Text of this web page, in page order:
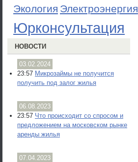
Экология Электроэнергия
Юрконсультация
НОВОСТИ
03.02.2024
23:57 Микрозаймы не получится
получить под залог жилья
06.08.2023
23:57 Что происходит со спросом и
предложением на московском рынке
аренды жилья
07.04.2023